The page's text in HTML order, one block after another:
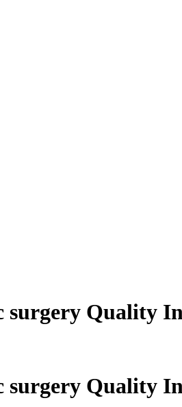
surgery Quality
surgery Quality